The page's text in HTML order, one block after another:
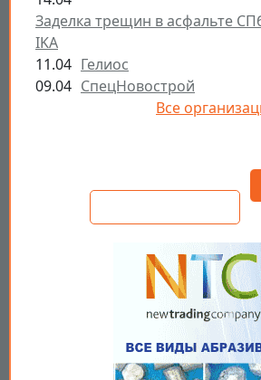
Заделка трещин в асфальте
IKA
11.04 Гелиос
09.04 СпецНовострой
Все